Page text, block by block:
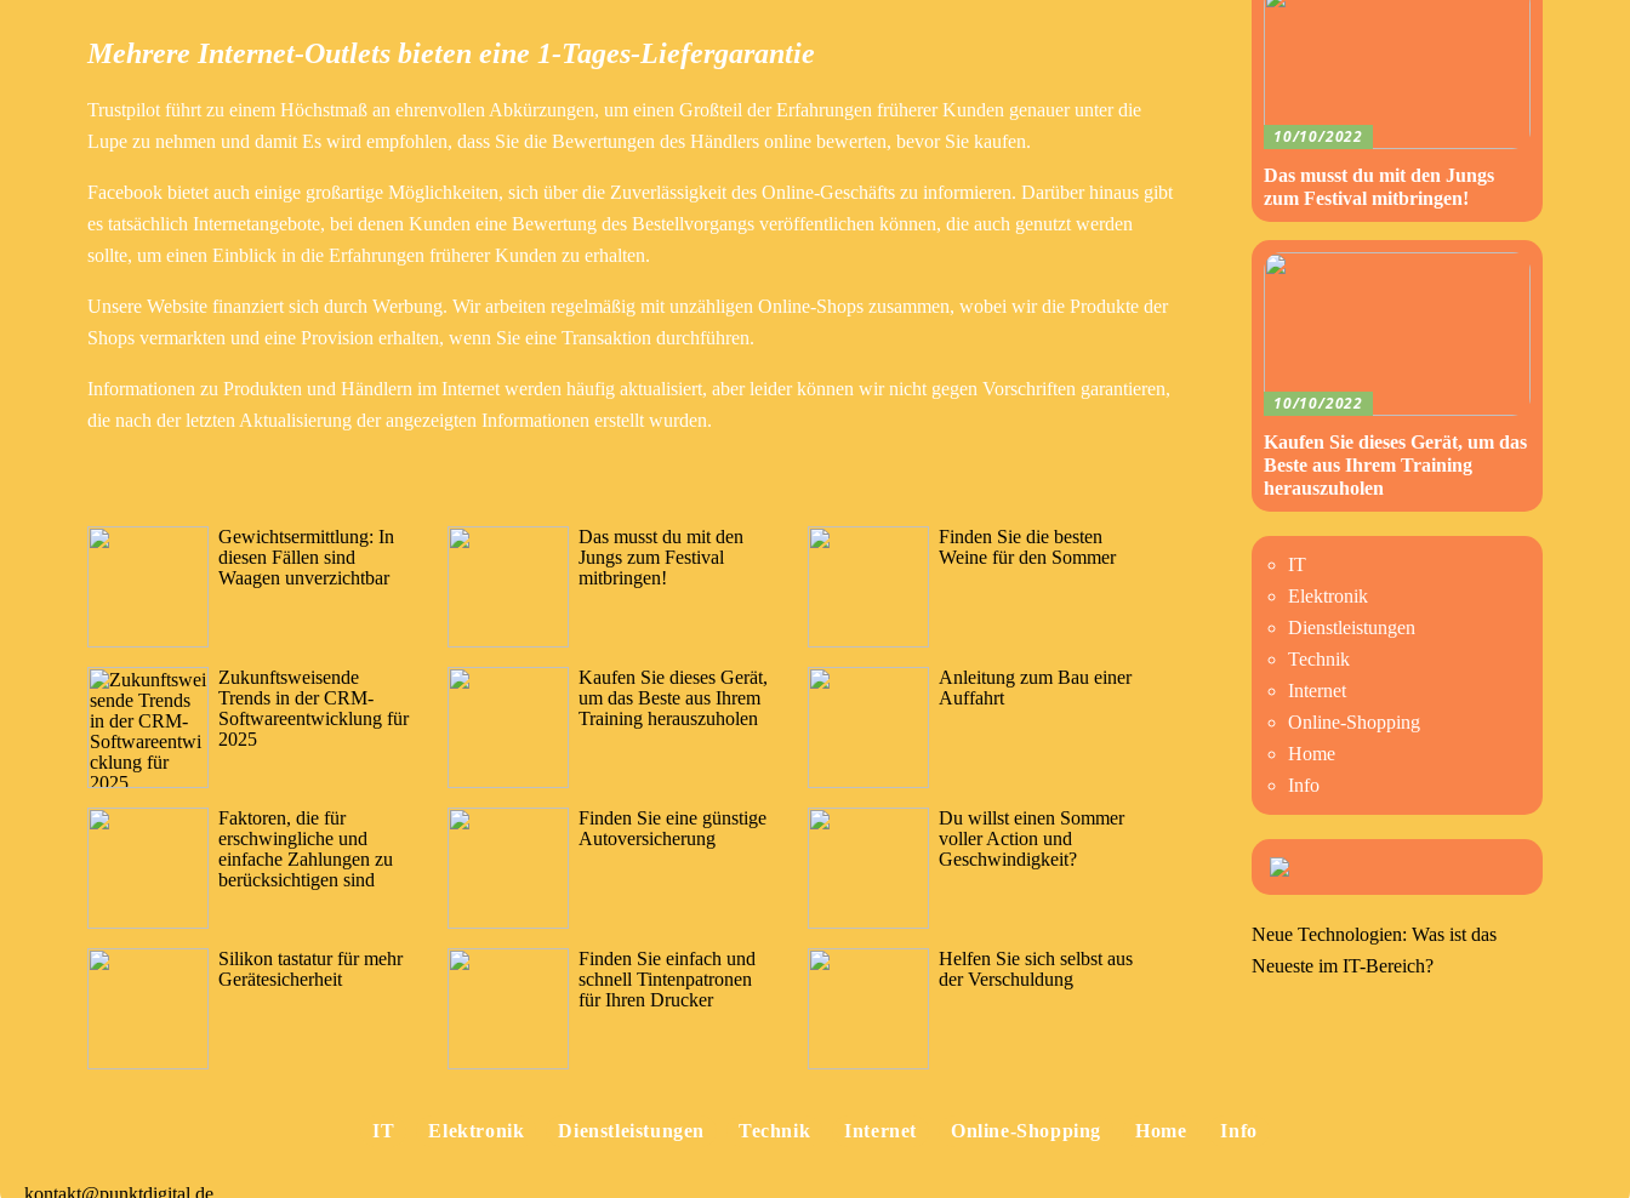
Mehrere Internet-Outlets bieten eine 1-Tages-Liefergarantie
Trustpilot führt zu einem Höchstmaß an ehrenvollen Abkürzungen, um einen Großteil der Erfahrungen früherer Kunden genauer unter die
Lupe zu nehmen und damit Es wird empfohlen, dass Sie die Bewertungen des Händlers online bewerten, bevor Sie kaufen.
Facebook bietet auch einige großartige Möglichkeiten, sich über die Zuverlässigkeit des Online-Geschäfts zu informieren. Darüber hinaus gibt
es tatsächlich Internetangebote, bei denen Kunden eine Bewertung des Bestellvorgangs veröffentlichen können, die auch genutzt werden
sollte, um einen Einblick in die Erfahrungen früherer Kunden zu erhalten.
Unsere Website finanziert sich durch Werbung. Wir arbeiten regelmäßig mit unzähligen Online-Shops zusammen, wobei wir die Produkte der
Shops vermarkten und eine Provision erhalten, wenn Sie eine Transaktion durchführen.
Informationen zu Produkten und Händlern im Internet werden häufig aktualisiert, aber leider können wir nicht gegen Vorschriften garantieren,
die nach der letzten Aktualisierung der angezeigten Informationen erstellt wurden.
Gewichtsermittlung: In
diesen Fällen sind
Waagen unverzichtbar
Zukunftsweisende
Trends in der CRM-
Softwareentwicklung für
2025
Faktoren, die für
erschwingliche und
einfache Zahlungen zu
berücksichtigen sind
Silikon tastatur für mehr
Gerätesicherheit
Das musst du mit den
Jungs zum Festival
mitbringen!
Kaufen Sie dieses Gerät,
um das Beste aus Ihrem
Training herauszuholen
Finden Sie eine günstige
Autoversicherung
Finden Sie einfach und
schnell Tintenpatronen
für Ihren Drucker
Finden Sie die besten
Weine für den Sommer
Anleitung zum Bau einer
Auffahrt
Du willst einen Sommer
voller Action und
Geschwindigkeit?
Helfen Sie sich selbst aus
der Verschuldung
10/10/2022
Das musst du mit den Jungs
zum Festival mitbringen!
10/10/2022
Kaufen Sie dieses Gerät, um das
Beste aus Ihrem Training
herauszuholen
IT
Elektronik
Dienstleistungen
Technik
Internet
Online-Shopping
Home
Info
Neue Technologien: Was ist das
Neueste im IT-Bereich?
IT Elektronik Dienstleistungen Technik Internet Online-Shopping Home Info
kontakt@punktdigital.de